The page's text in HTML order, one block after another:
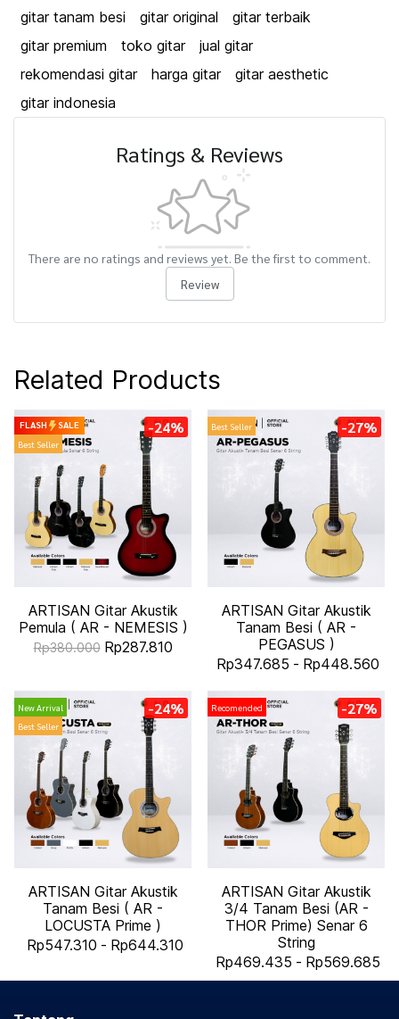
gitar tanam besi
gitar original
gitar terbaik
gitar premium
toko gitar
jual gitar
rekomendasi gitar
harga gitar
gitar aesthetic
gitar indonesia
Ratings & Reviews
There are no ratings and reviews yet. Be the first to comment.
Review
Related Products
FLASH
SALE
Best Seller
-24%
ARTISAN Gitar Akustik
Pemula ( AR - NEMESIS )
Rp380.000 Rp287.810
Best Seller -27%
ARTISAN Gitar Akustik
Tanam Besi ( AR -
PEGASUS )
Rp347.685 - Rp448.560
New Arrival
Best Seller
-24%
ARTISAN Gitar Akustik
Tanam Besi ( AR -
LOCUSTA Prime )
Rp547.310 - Rp644.310
Recomended -27%
ARTISAN Gitar Akustik
3/4 Tanam Besi (AR -
THOR Prime) Senar 6
String
Rp469.435 - Rp569.685